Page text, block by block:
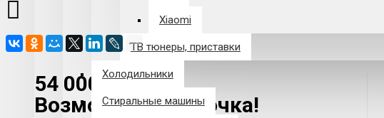
Xiaomi
ТВ тюнеры, приставки
Холодильники
Стиральные машины
54 000 р.
Возможна рассрочка!